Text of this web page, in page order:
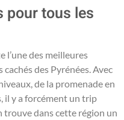
pour tous les
l’une des meilleures
des Pyrénées. Avec
de la promenade en
il y a forcément un trip
trouve dans cette région un